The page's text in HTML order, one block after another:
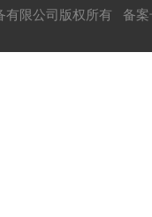
有限公司版权所有 备案